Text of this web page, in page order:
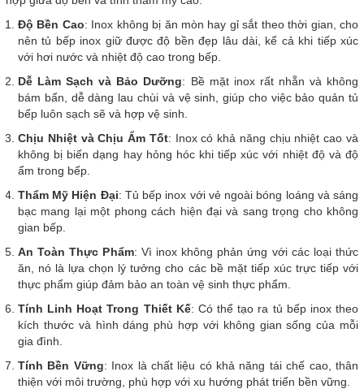
Độ Bền Cao: Inox không bị ăn mòn hay gỉ sắt theo thời gian, cho
nên tủ bếp inox giữ được độ bền đẹp lâu dài, kể cả khi tiếp xúc
với hơi nước và nhiệt độ cao trong bếp.
Dễ Làm Sạch và Bảo Dưỡng: Bề mặt inox rất nhẵn và không
bám bẩn, dễ dàng lau chùi và vệ sinh, giúp cho việc bảo quản tủ
bếp luôn sạch sẽ và hợp vệ sinh.
Chịu Nhiệt và Chịu Ẩm Tốt: Inox có khả năng chịu nhiệt cao và
không bị biến dạng hay hỏng hóc khi tiếp xúc với nhiệt độ và độ
ẩm trong bếp.
Thẩm Mỹ Hiện Đại: Tủ bếp inox với vẻ ngoài bóng loáng và sáng
bạc mang lại một phong cách hiện đại và sang trọng cho không
gian bếp.
An Toàn Thực Phẩm: Vì inox không phản ứng với các loại thức
ăn, nó là lựa chọn lý tưởng cho các bề mặt tiếp xúc trực tiếp với
thực phẩm giúp đảm bảo an toàn vệ sinh thực phẩm.
Tính Linh Hoạt Trong Thiết Kế: Có thể tạo ra tủ bếp inox theo
kích thước và hình dáng phù hợp với không gian sống của mỗi
gia đình.
Tính Bền Vững: Inox là chất liệu có khả năng tái chế cao, thân
thiện với môi trường, phù hợp với xu hướng phát triển bền vững.